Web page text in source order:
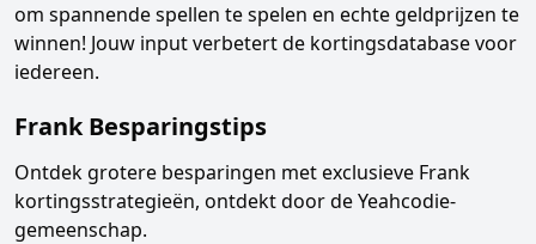
om spannende spellen te spelen en echte geldprijzen te
winnen! Jouw input verbetert de kortingsdatabase voor
iedereen.
Frank Besparingstips
Ontdek grotere besparingen met exclusieve Frank
kortingsstrategieën, ontdekt door de Yeahcodie-
gemeenschap.